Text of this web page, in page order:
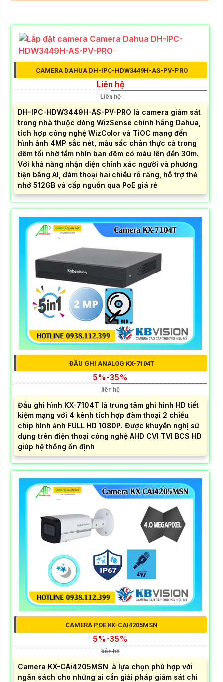
CAMERA DAHUA DH-IPC-HDW3449H-AS-PV-PRO
Liên hệ
Liên hệ
DH-IPC-HDW3449H-AS-PV-PRO là camera giám sát
trong nhà thuộc dòng WizSense chính hãng Dahua,
tích hợp công nghệ WizColor và TiOC mang đến
hình ảnh 4MP sắc nét, màu sắc chân thực cả trong
đêm tối nhờ tầm nhìn ban đêm có màu lên đến 30m.
Với khả năng nhận diện chính xác người và phương
tiện bằng AI, đàm thoại hai chiều rõ ràng, hỗ trợ thẻ
nhớ 512GB và cấp nguồn qua PoE giá rẻ
ĐẦU GHI ANALOG KX-7104T
5%-35%
liên hệ
Đầu ghi hình KX-7104T là trung tâm ghi hình HD tiết
kiệm mạng với 4 kênh tích hợp đàm thoại 2 chiều
chip hình ảnh FULL HD 1080P. Được khuyến nghị sử
dụng trên điện thoại công nghệ AHD CVI TVI BCS HD
giúp hệ thống ổn định
CAMERA POE KX-CAI4205MSN
5%-35%
liên hệ
Camera KX-CAi4205MSN là lựa chọn phù hợp với
ngân sách cho những ai cần giải pháp giám sát chi